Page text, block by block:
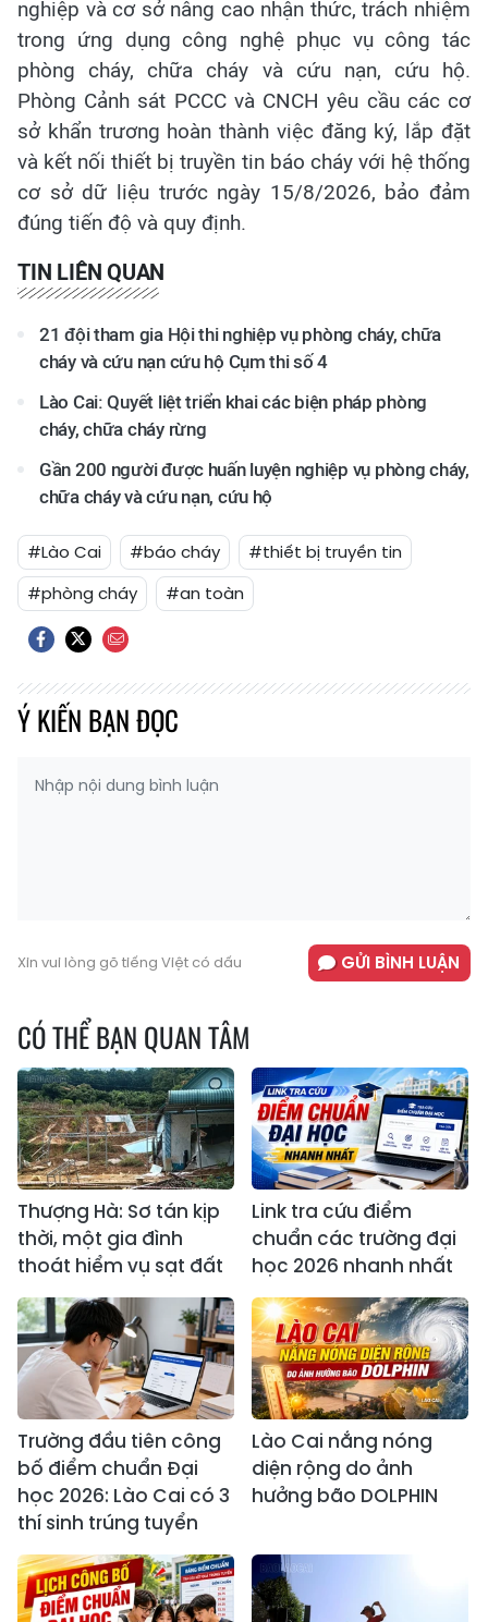
nghiệp và cơ sở nâng cao nhận thức, trách nhiệm
trong ứng dụng công nghệ phục vụ công tác
phòng cháy, chữa cháy và cứu nạn, cứu hộ.
Phòng Cảnh sát PCCC và CNCH yêu cầu các cơ
sở khẩn trương hoàn thành việc đăng ký, lắp đặt
và kết nối thiết bị truyền tin báo cháy với hệ thống
cơ sở dữ liệu trước ngày 15/8/2026, bảo đảm
đúng tiến độ và quy định.
TIN LIÊN QUAN
21 đội tham gia Hội thi nghiệp vụ phòng cháy, chữa
cháy và cứu nạn cứu hộ Cụm thi số 4
Lào Cai: Quyết liệt triển khai các biện pháp phòng
cháy, chữa cháy rừng
Gần 200 người được huấn luyện nghiệp vụ phòng cháy,
chữa cháy và cứu nạn, cứu hộ
#Lào Cai #báo cháy
#thiết bị truyền tin
#phòng cháy
#an toàn
Ý KIẾN BẠN ĐỌC
Xin vui lòng gõ tiếng Việt có dấu GỬI BÌNH LUẬN
CÓ THỂ BẠN QUAN TÂM
Thượng Hà: Sơ tán kịp
thời, một gia đình
thoát hiểm vụ sạt đất
Link tra cứu điểm
chuẩn các trường đại
học 2026 nhanh nhất
Trường đầu tiên công
bố điểm chuẩn Đại
học 2026: Lào Cai có 3
thí sinh trúng tuyển
Lào Cai nắng nóng
diện rộng do ảnh
hưởng bão DOLPHIN